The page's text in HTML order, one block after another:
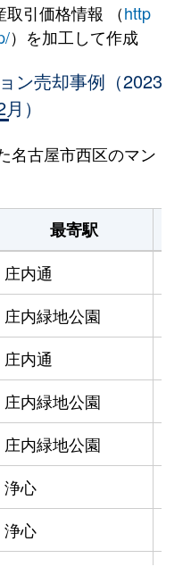
引価格情報 （http
）を加工して作成
ン売却事例（2023
）
名古屋市西区のマン
最寄駅
庄内通
庄内緑地公園
庄内通
庄内緑地公園
庄内緑地公園
浄心
浄心